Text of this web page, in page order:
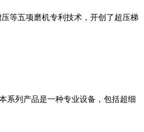
等五项磨机专利技术，开创了超压梯
系列产品是一种专业设备，包括超细